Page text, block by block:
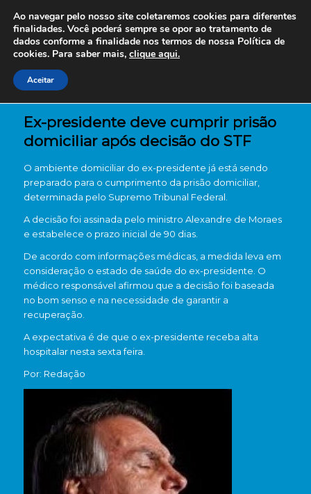
Ex-presidente deve cumprir prisão
domiciliar após decisão do STF
O ambiente domiciliar do ex-presidente já está sendo
preparado para o cumprimento da prisão domiciliar,
determinada pelo Supremo Tribunal Federal
A decisão foi assinada pelo ministro Alexandre de Moraes
e estabelece o prazo inicial de 90 dias.
De acordo com informações médicas, a medida leva em
consideração o estado de saúde do ex-presidente. O
médico responsável afirmou que a decisão foi baseada
no bom senso e na necessidade de garantir a
recuperação.
A expectativa é de que o ex-presidente receba alta
hospitalar nesta sexta feira.
Por: Redação
Ao navegar pelo nosso site coletaremos cookies para diferentes
finalidades. Você poderá sempre se opor ao tratamento de
dados conforme a finalidade nos termos de nossa Política de
cookies. Para saber mais, clique aqui.
Aceitar